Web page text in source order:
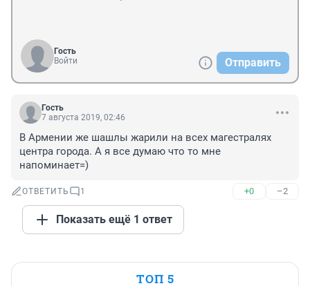
Гость
Войти
Отправить
Гость
7 августа 2019, 02:46
В Армении же шашлы жарили на всех магестралях
центра города. А я все думаю что то мне
напоминает=)
ОТВЕТИТЬ 1 +0 –2
Показать ещё 1 ответ
ТОП 5